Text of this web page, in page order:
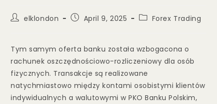
elklondon April 9, 2025 Forex Trading
Tym samym oferta banku została wzbogacona o
rachunek oszczędnościowo-rozliczeniowy dla osób
fizycznych. Transakcje są realizowane
natychmiastowo między kontami osobistymi klientów
indywidualnych a walutowymi w PKO Banku Polskim,